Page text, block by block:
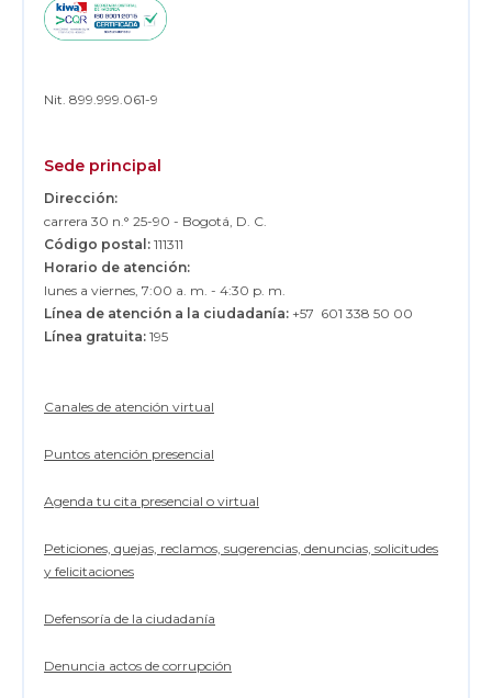
Nit. 899.999.061-9
Sede principal
Dirección:
carrera 30 n.° 25-90 - Bogotá, D. C.
Código postal: 111311
Horario de atención:
lunes a viernes, 7:00 a. m. - 4:30 p. m.
Línea de atención a la ciudadanía: +57 601 338 50 00
Línea gratuita: 195
Canales de atención virtual
Puntos atención presencial
Agenda tu cita presencial o virtual
Peticiones, quejas, reclamos, sugerencias, denuncias, solicitudes
y felicitaciones
Defensoría de la ciudadanía
Denuncia actos de corrupción